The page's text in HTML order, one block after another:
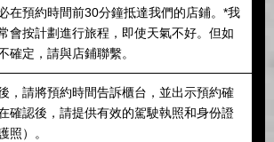
在預約時間前30分鐘抵達我們的店鋪。*我
會按計劃進行旅程，即使天氣不好。但如
確定，請與店鋪聯繫。
，請將預約時間告訴櫃台，並出示預約確
確認後，請提供有效的駕駛執照和身份證
照）。